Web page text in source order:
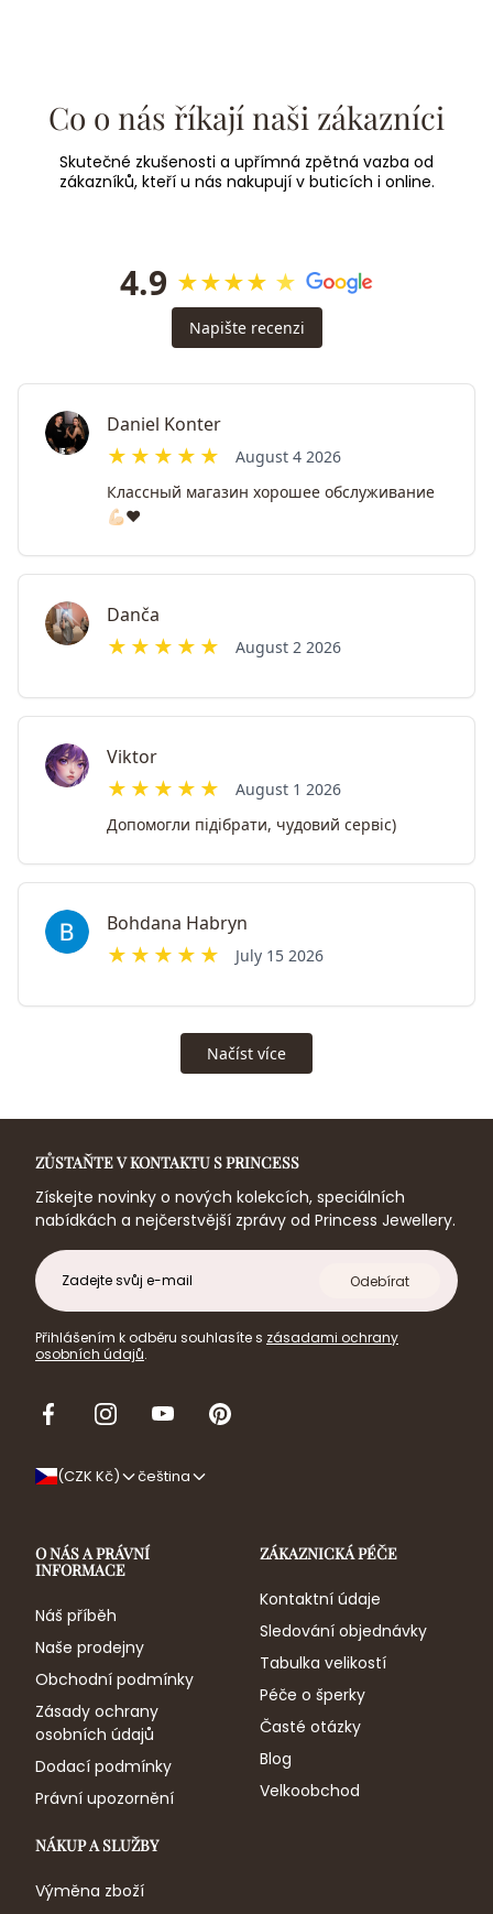
Co o nás říkají naši zákazníci
Skutečné zkušenosti a upřímná zpětná vazba od
zákazníků, kteří u nás nakupují v buticích i online.
O NÁS A PRÁVNÍ
INFORMACE
Náš příběh
Naše prodejny
Obchodní podmínky
Zásady ochrany
osobních údajů
Dodací podmínky
Právní upozornění
ZÁKAZNICKÁ PÉČE
Kontaktní údaje
Sledování objednávky
Tabulka velikostí
Péče o šperky
Časté otázky
Blog
Velkoobchod
NÁKUP A SLUŽBY
Výměna zboží
ZŮSTAŇTE V KONTAKTU S PRINCESS
Získejte novinky o nových kolekcích, speciálních
nabídkách a nejčerstvější zprávy od Princess Jewellery.
E-
mail
Odebírat
Přihlášením k odběru souhlasíte s zásadami ochrany
osobních údajů.
FacebookInstagramYoutubePinterest
(CZK Kč) čeština